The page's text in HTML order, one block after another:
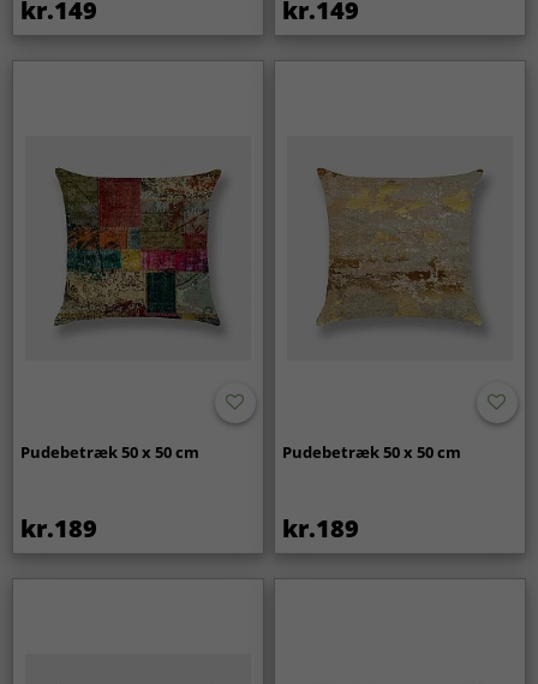
kr.149 kr.149
Pudebetræk 50 x 50 cm
kr.189
Pudebetræk 50 x 50 cm
kr.189